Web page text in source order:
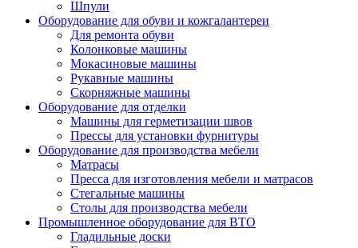
Шпули
Оборудование для обуви и кожгалантереи
Для ремонта обуви
Колонковые машины
Мокасиновые машины
Рукавные машины
Скорняжные машины
Оборудование для отделки
Машины для герметизации швов
Прессы для установки фурнитуры
Оборудование для производства мебели
Матрасы
Пресса для изготовления мебели и матрасов
Стегальные машины
Столы для производства мебели
Промышленное оборудование для ВТО
Гладильные доски